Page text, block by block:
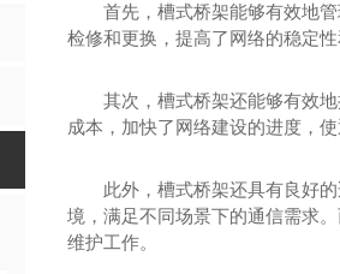
首先，槽式桥架能够有效地
检修和更换，提高了网络的稳定性
其次，槽式桥架还能够有效
成本，加快了网络建设的进度，
此外，槽式桥架还具有良好
境，满足不同场景下的通信需求
维护工作。